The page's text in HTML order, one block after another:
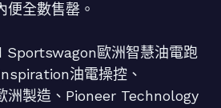
便全數售罄。
Sportswagon歐洲智慧油電跑
油電操控、
洲製造、Pioneer Technology